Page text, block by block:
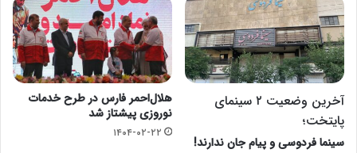
آخرین وضعیت ۲ سینمای
پایتخت؛
سینما فردوسی و پیام جان ندارند!
هلال‌احمر فارس در طرح خدمات
نوروزی پیشتاز شد
۱۴۰۴-۰۲-۲۲